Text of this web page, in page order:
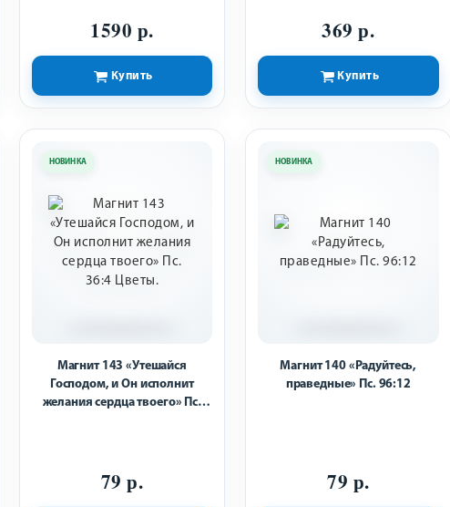
1590 р.
Купить
369 р.
Купить
НОВИНКА
Магнит 143 «Утешайся
Господом, и Он исполнит
желания сердца твоего» Пс.
79 р.
НОВИНКА
Магнит 140 «Радуйтесь,
праведные» Пс. 96:12
79 р.